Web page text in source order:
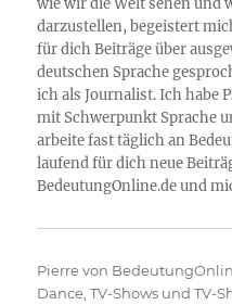
wie wir die Welt sehen und
darzustellen, begeistert
für dich Beiträge über
deutschen Sprache
ich als Journalist. Ich habe
mit Schwerpunkt Sprache
arbeite fast täglich an
laufend für dich neue
BedeutungOnline.de und
Autor
Pierre von
Dance ,TV-Shows und TV-